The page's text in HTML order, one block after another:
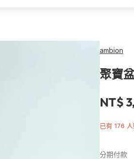
ambion
聚寶
NT$
已有 176
分期付款